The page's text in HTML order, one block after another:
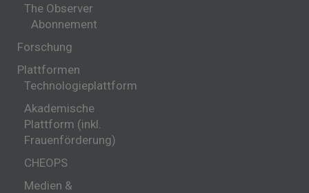
The Observer
Abonnement
Forschung
Plattformen
Technologieplattform
Akademische
Plattform (inkl.
Frauenförderung)
CHEOPS
Medien &